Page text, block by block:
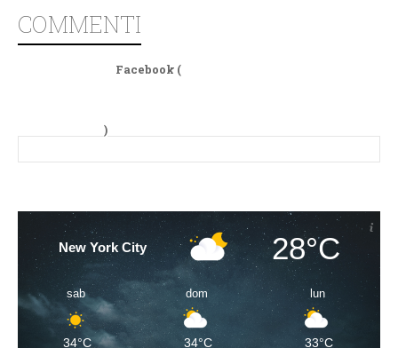
COMMENTI
Facebook (
)
New York City 28°C
sab
34°C
dom
34°C
lun
33°C